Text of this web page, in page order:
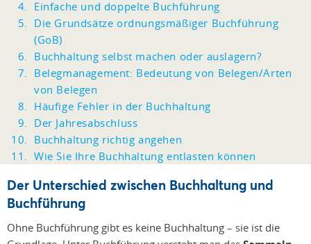
Einfache und doppelte Buchführung
Die Grundsätze ordnungsmäßiger Buchführung
(GoB)
Buchhaltung selbst machen oder auslagern?
Belegmanagement: Bedeutung von Belegen/Arten
von Belegen
Häufige Fehler in der Buchhaltung
Der Jahresabschluss
Buchhaltung richtig angehen
Wie Sie Ihre Buchhaltung entlasten können
Der Unterschied zwischen Buchhaltung und
Buchführung
Ohne Buchführung gibt es keine Buchhaltung – sie ist die